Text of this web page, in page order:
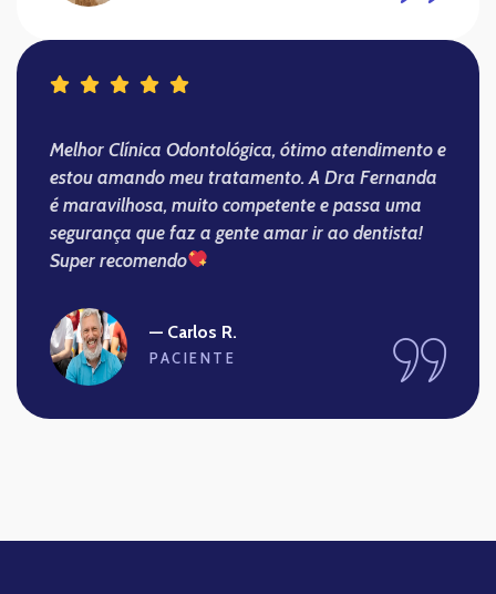
Melhor Clínica Odontológica, ótimo atendimento e
estou amando meu tratamento. A Dra Fernanda
é maravilhosa, muito competente e passa uma
segurança que faz a gente amar ir ao dentista!
Super recomendo
— Carlos R.
PACIENTE